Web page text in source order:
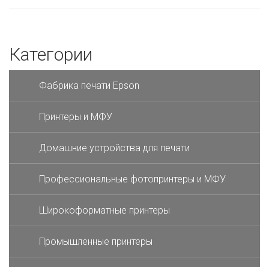
Категории
Фабрика печати Epson
Принтеры и МФУ
Домашние устройства для печати
Профессиональные фотопринтеры и МФУ
Широкоформатные принтеры
Промышленные принтеры